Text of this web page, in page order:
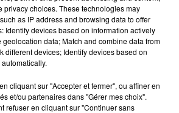
privacy choices. These technologies may
as IP address and browsing data to offer
Identify devices based on information actively
data; Match and combine data from
different devices; Identify devices based on
cliquant sur "Accepter et fermer", ou affiner en
et/ou partenaires dans "Gérer mes choix".
refuser en cliquant sur "Continuer sans